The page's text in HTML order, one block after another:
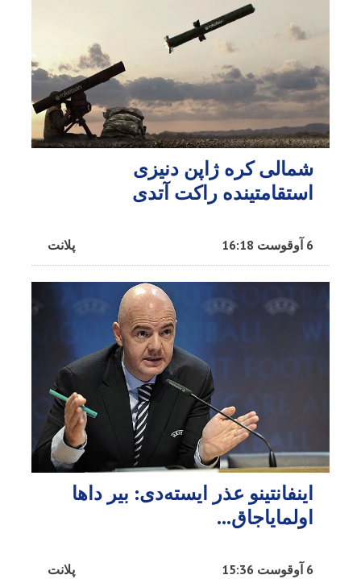
شمالی کره ژاپن دنیزی
استقامتینده راکت آتدی
پلانت 6 آوقوست 16:18
اینفانتینو عذر ایسته‌دی: بیر داها
اولمایاجاق…
پلانت 6 آوقوست 15:36